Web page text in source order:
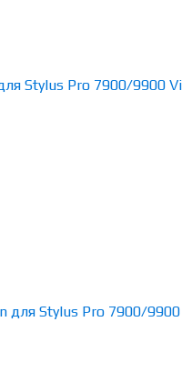
Stylus Pro 7900/9900